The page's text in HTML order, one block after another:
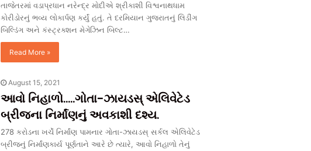
તાજેતરમાં વડાપ્રધાન નરેન્દ્ર મોદીએ શ્રીકાશી વિશ્વનાથધામ
કોરીડોરનું ભવ્ય લોકાર્પણ કર્યું હતું. તે દરમિયાન ગુજરાતનું લિડીંગ
બિલ્ડિંગ અને કંસ્ટ્રક્શન મેગેઝિન બિલ્ટ…
Read More »
August 15, 2021
આવો નિહાળો…..ગોતા-ઝાયડસ્ એલિવેટેડ
બ્રીજના નિર્માંણનું અવકાશી દશ્ય.
278 કરોડના ખર્ચે નિર્માંણ પામનાર ગોતા-ઝાયડસ્ સર્કલ એલિવેટેડ
બ્રીજનું નિર્માંણકાર્ય પૂર્ણતાને આરે છે ત્યારે, આવો નિહાળો તેનું